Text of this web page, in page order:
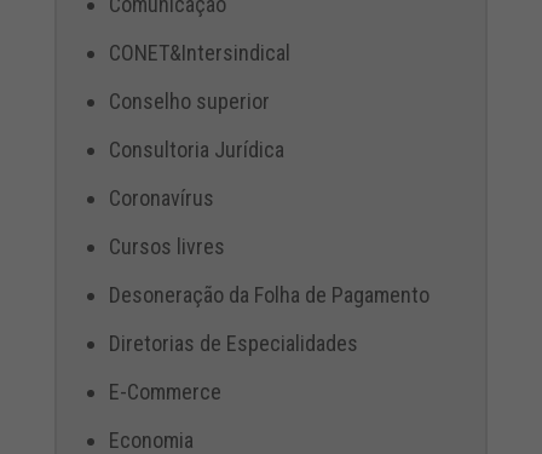
CONET&Intersindical
Conselho superior
Consultoria Jurídica
Coronavírus
Cursos livres
Desoneração da Folha de Pagamento
Diretorias de Especialidades
E-Commerce
Economia